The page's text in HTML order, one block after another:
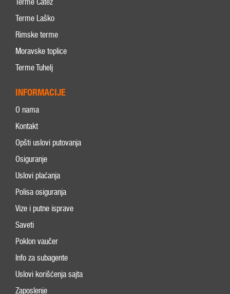
Terme Laško
Rimske terme
Moravske toplice
Terme Tuhelj
INFORMACIJE
O nama
Kontakt
Opšti uslovi putovanja
Osiguranje
Uslovi plaćanja
Polisa osiguranja
Vize i putne isprave
Saveti
Poklon vaučer
Info za subagente
Uslovi korišćenja sajta
Zaposlenje